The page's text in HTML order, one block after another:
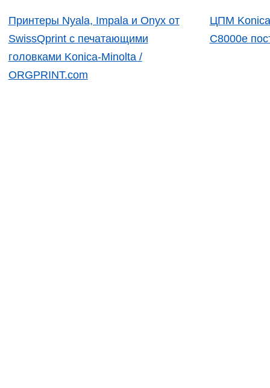
Принтеры Nyala, Impala и Onyx от
SwissQprint с печатающими
головками Konica-Minolta /
ORGPRINT.com
ЦПМ Konica
C8000e